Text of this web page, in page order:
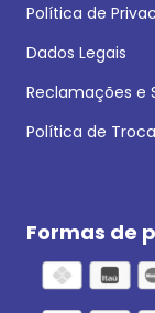
Política de
Dados Legais
Reclamações e
Política de
Formas de